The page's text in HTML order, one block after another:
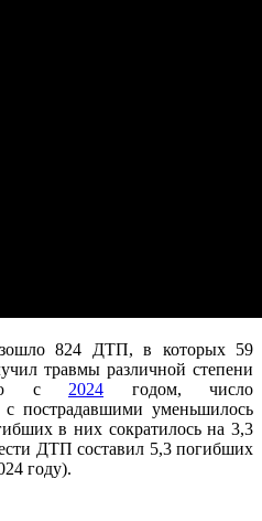
824 ДТП, в которых 59
травмы различной степени
с 2024 годом, число
с пострадавшими уменьшилось
в них сократилось на 3,3
ДТП составил 5,3 погибших
году).